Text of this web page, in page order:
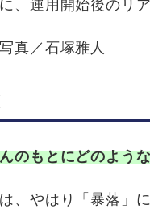
、運用開始後のリ
真／石塚雅人
もとにどのよう
、やはり「暴落」